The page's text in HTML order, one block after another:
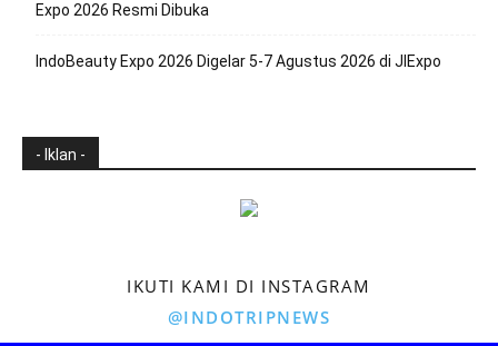
Expo 2026 Resmi Dibuka
IndoBeauty Expo 2026 Digelar 5-7 Agustus 2026 di JIExpo
- Iklan -
IKUTI KAMI DI INSTAGRAM
@INDOTRIPNEWS